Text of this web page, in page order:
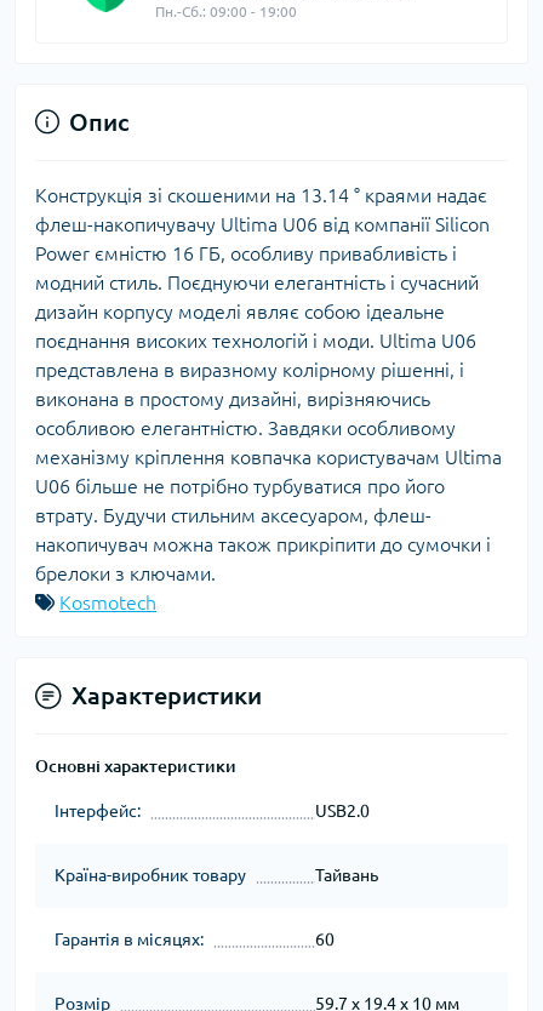
Пн.-Сб.: 09:00 - 19:00
Опис
Конструкція зі скошеними на 13.14 ° краями надає
флеш-накопичувачу Ultima U06 від компанії Silicon
Power ємністю 16 ГБ, особливу привабливість і
модний стиль. Поєднуючи елегантність і сучасний
дизайн корпусу моделі являє собою ідеальне
поєднання високих технологій і моди. Ultima U06
представлена в виразному колірному рішенні, і
виконана в простому дизайні, вирізняючись
особливою елегантністю. Завдяки особливому
механізму кріплення ковпачка користувачам Ultima
U06 більше не потрібно турбуватися про його
втрату. Будучи стильним аксесуаром, флеш-
накопичувач можна також прикріпити до сумочки і
брелоки з ключами.
Kosmotech
Характеристики
Основні характеристики
Інтерфейс: USB2.0
Країна-виробник товару Тайвань
Гарантія в місяцях: 60
Розмір 59.7 x 19.4 x 10 мм